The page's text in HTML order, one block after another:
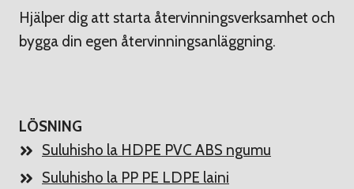
Hjälper dig att starta återvinningsverksamhet och
bygga din egen återvinningsanläggning.
LÖSNING
Suluhisho la HDPE PVC ABS ngumu
Suluhisho la PP PE LDPE laini